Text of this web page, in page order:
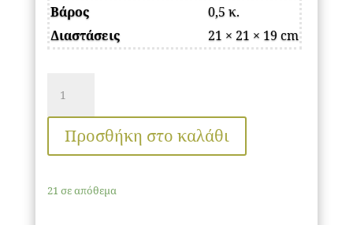
Βάρος
0,5 κ.
Διαστάσεις
21 × 21 × 19 cm
οροφής
Indra
Megapap
μεταλλικό
Προσθήκη στο καλάθι
21 σε απόθεμα